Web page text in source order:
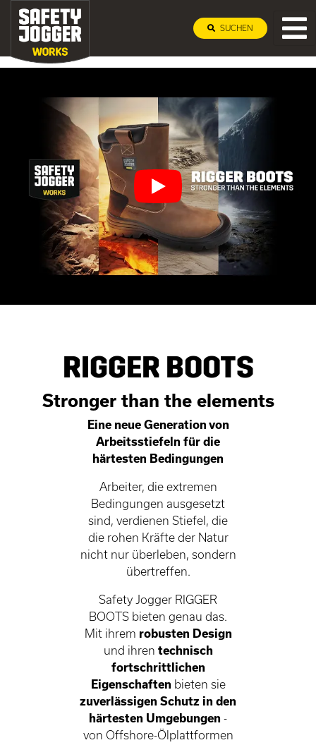
SUCHEN
RIGGER BOOTS
Stronger than the elements
Eine neue Generation von
Arbeitsstiefeln für die
härtesten Bedingungen
Arbeiter, die extremen
Bedingungen ausgesetzt
sind, verdienen Stiefel, die
die rohen Kräfte der Natur
nicht nur überleben, sondern
übertreffen.
Safety Jogger RIGGER
BOOTS bieten genau das.
Mit ihrem robusten Design
und ihren technisch
fortschrittlichen
Eigenschaften bieten sie
zuverlässigen Schutz in den
härtesten Umgebungen -
von Offshore-Ölplattformen